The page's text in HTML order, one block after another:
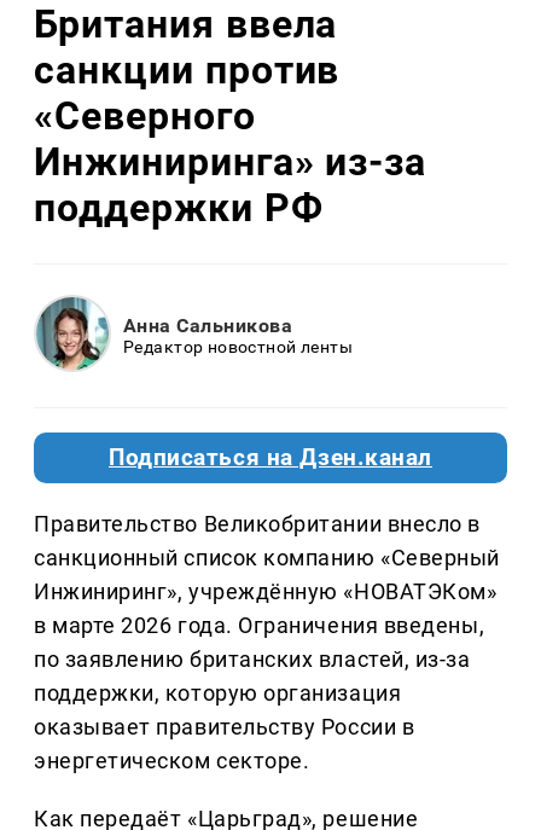
Британия ввела
санкции против
«Северного
Инжиниринга» из-за
поддержки РФ
Анна Сальникова
Редактор новостной ленты
Подписаться на Дзен.канал
Правительство Великобритании внесло в
санкционный список компанию «Северный
Инжиниринг», учреждённую «НОВАТЭКом»
в марте 2026 года. Ограничения введены,
по заявлению британских властей, из-за
поддержки, которую организация
оказывает правительству России в
энергетическом секторе.
Как передаёт «Царьград», решение